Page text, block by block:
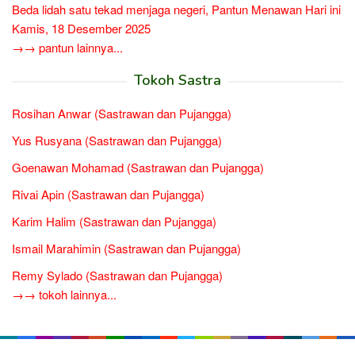
Beda lidah satu tekad menjaga negeri, Pantun Menawan Hari ini
Kamis, 18 Desember 2025
→→ pantun lainnya...
Tokoh Sastra
Rosihan Anwar (Sastrawan dan Pujangga)
Yus Rusyana (Sastrawan dan Pujangga)
Goenawan Mohamad (Sastrawan dan Pujangga)
Rivai Apin (Sastrawan dan Pujangga)
Karim Halim (Sastrawan dan Pujangga)
Ismail Marahimin (Sastrawan dan Pujangga)
Remy Sylado (Sastrawan dan Pujangga)
→→ tokoh lainnya...